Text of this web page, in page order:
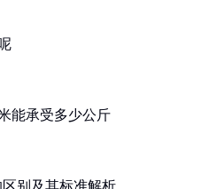
能承受多少公斤
别及其标准解析